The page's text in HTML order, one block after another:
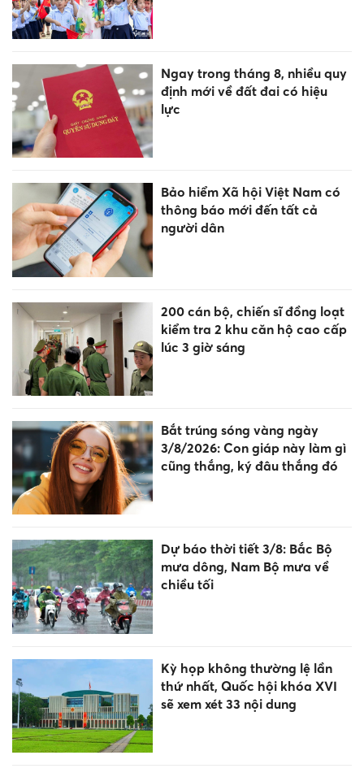
Ngay trong tháng 8, nhiều quy
định mới về đất đai có hiệu
lực
Bảo hiểm Xã hội Việt Nam có
thông báo mới đến tất cả
người dân
200 cán bộ, chiến sĩ đồng loạt
kiểm tra 2 khu căn hộ cao cấp
lúc 3 giờ sáng
Bắt trúng sóng vàng ngày
3/8/2026: Con giáp này làm gì
cũng thắng, ký đâu thắng đó
Dự báo thời tiết 3/8: Bắc Bộ
mưa dông, Nam Bộ mưa về
chiều tối
Kỳ họp không thường lệ lần
thứ nhất, Quốc hội khóa XVI
sẽ xem xét 33 nội dung